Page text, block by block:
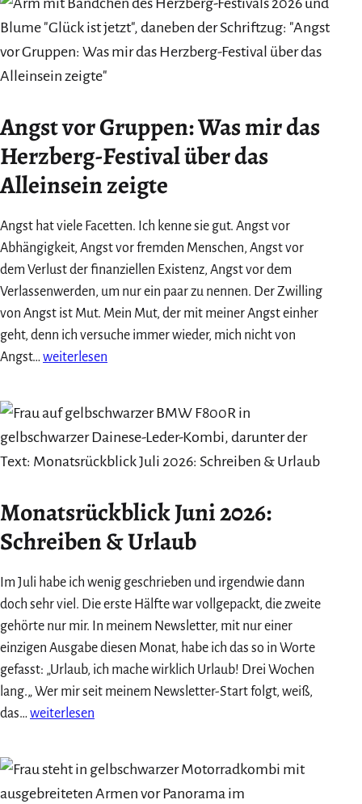
Blogparade
2026:
10+1
Angst vor Gruppen: Was mir das
Herzberg-Festival über das
Alleinsein zeigte
Angst hat viele Facetten. Ich kenne sie gut. Angst vor
Abhängigkeit, Angst vor fremden Menschen, Angst vor
dem Verlust der finanziellen Existenz, Angst vor dem
Verlassenwerden, um nur ein paar zu nennen. Der Zwilling
von Angst ist Mut. Mein Mut, der mit meiner Angst einher
geht, denn ich versuche immer wieder, mich nicht von
Angst… Angst
Was
mir
das
Festival
über
das
Alleinsein
zeigte
weiterlesen
Monatsrückblick Juni 2026:
Schreiben & Urlaub
Im Juli habe ich wenig geschrieben und irgendwie dann
doch sehr viel. Die erste Hälfte war vollgepackt, die zweite
gehörte nur mir. In meinem Newsletter, mit nur einer
einzigen Ausgabe diesen Monat, habe ich das so in Worte
gefasst: „Urlaub, ich mache wirklich Urlaub! Drei Wochen
lang.„ Wer mir seit meinem Newsletter-Start folgt, weiß,
das… Monatsrückblick
Schreiben
&
weiterlesen